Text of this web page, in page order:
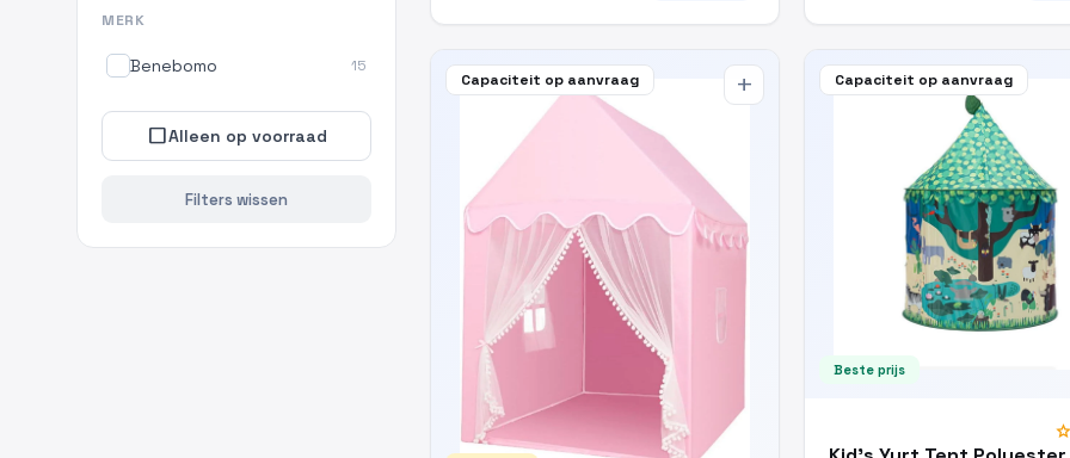
MERK
Benebomo 15
check_box_outline_blankAlleen op voorraad
Filters wissen
Capaciteit op aanvraag add Capaciteit op aanvraag
Beste prijs
star